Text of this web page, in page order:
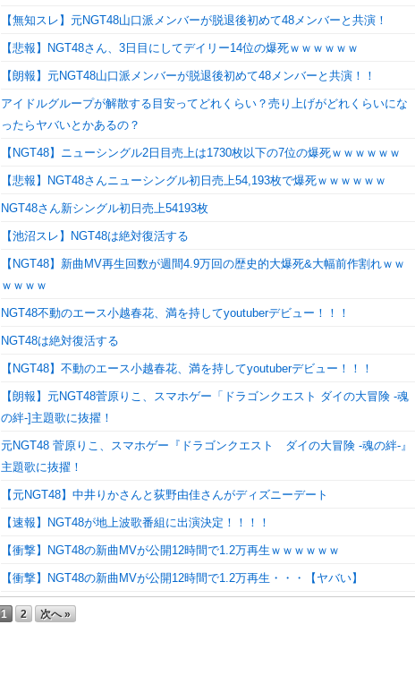
【無知スレ】元NGT48山口派メンバーが脱退後初めて48メンバーと共演！
【悲報】NGT48さん、3日目にしてデイリー14位の爆死ｗｗｗｗｗｗ
【朗報】元NGT48山口派メンバーが脱退後初めて48メンバーと共演！！
アイドルグループが解散する目安ってどれくらい？売り上げがどれくらいにな
ったらヤバいとかあるの？
【NGT48】ニューシングル2日目売上は1730枚以下の7位の爆死ｗｗｗｗｗｗ
【悲報】NGT48さんニューシングル初日売上54,193枚で爆死ｗｗｗｗｗｗ
NGT48さん新シングル初日売上54193枚
【池沼スレ】NGT48は絶対復活する
【NGT48】新曲MV再生回数が週間4.9万回の歴史的大爆死&大幅前作割れｗｗ
ｗｗｗｗ
NGT48不動のエース小越春花、満を持してyoutuberデビュー！！！
NGT48は絶対復活する
【NGT48】不動のエース小越春花、満を持してyoutuberデビュー！！！
【朗報】元NGT48菅原りこ、スマホゲー「ドラゴンクエスト ダイの大冒険 -魂
の絆-]主題歌に抜擢！
元NGT48 菅原りこ、スマホゲー『ドラゴンクエスト ダイの大冒険 -魂の絆-』
主題歌に抜擢！
【元NGT48】中井りかさんと荻野由佳さんがディズニーデート
【速報】NGT48が地上波歌番組に出演決定！！！！
【衝撃】NGT48の新曲MVが公開12時間で1.2万再生ｗｗｗｗｗｗ
【衝撃】NGT48の新曲MVが公開12時間で1.2万再生・・・【ヤバい】
1 2 次へ »